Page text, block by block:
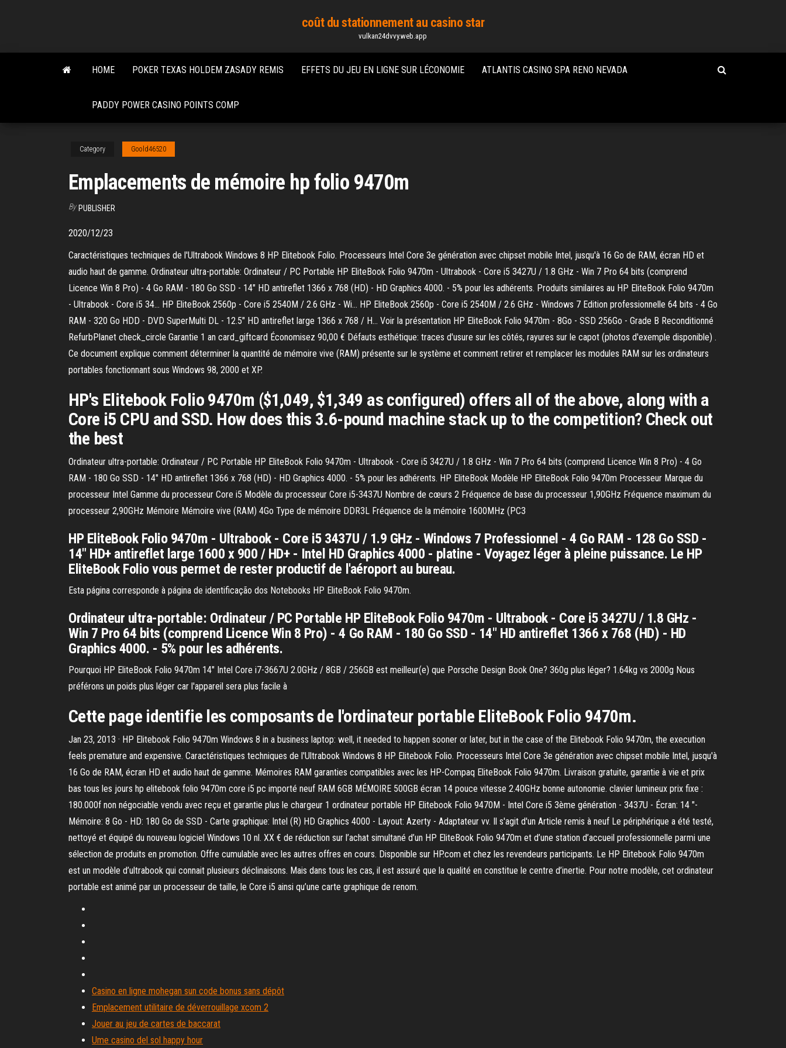
content
coût du stationnement au casino star
vulkan24dvvy.web.app
HOME POKER TEXAS HOLDEM ZASADY REMIS EFFETS DU JEU EN LIGNE SUR LÉCONOMIE ATLANTIS CASINO SPA RENO NEVADA
PADDY POWER CASINO POINTS COMP
Category Goold46520
Emplacements de mémoire hp folio 9470m
By PUBLISHER
2020/12/23
Caractéristiques techniques de l'Ultrabook Windows 8 HP Elitebook Folio. Processeurs Intel Core 3e génération avec chipset mobile Intel, jusqu'à 16 Go de RAM, écran HD et
audio haut de gamme. Ordinateur ultra-portable: Ordinateur / PC Portable HP EliteBook Folio 9470m - Ultrabook - Core i5 3427U / 1.8 GHz - Win 7 Pro 64 bits (comprend
Licence Win 8 Pro) - 4 Go RAM - 180 Go SSD - 14" HD antireflet 1366 x 768 (HD) - HD Graphics 4000. - 5% pour les adhérents. Produits similaires au HP EliteBook Folio 9470m
- Ultrabook - Core i5 34… HP EliteBook 2560p - Core i5 2540M / 2.6 GHz - Wi… HP EliteBook 2560p - Core i5 2540M / 2.6 GHz - Windows 7 Edition professionnelle 64 bits - 4 Go
RAM - 320 Go HDD - DVD SuperMulti DL - 12.5" HD antireflet large 1366 x 768 / H… Voir la présentation HP EliteBook Folio 9470m - 8Go - SSD 256Go - Grade B Reconditionné
RefurbPlanet check_circle Garantie 1 an card_giftcard Économisez 90,00 € Défauts esthétique: traces d'usure sur les côtés, rayures sur le capot (photos d'exemple disponible) .
Ce document explique comment déterminer la quantité de mémoire vive (RAM) présente sur le système et comment retirer et remplacer les modules RAM sur les ordinateurs
portables fonctionnant sous Windows 98, 2000 et XP.
HP's Elitebook Folio 9470m ($1,049, $1,349 as configured) offers all of the above, along with a
Core i5 CPU and SSD. How does this 3.6-pound machine stack up to the competition? Check out
the best
Ordinateur ultra-portable: Ordinateur / PC Portable HP EliteBook Folio 9470m - Ultrabook - Core i5 3427U / 1.8 GHz - Win 7 Pro 64 bits (comprend Licence Win 8 Pro) - 4 Go
RAM - 180 Go SSD - 14" HD antireflet 1366 x 768 (HD) - HD Graphics 4000. - 5% pour les adhérents. HP EliteBook Modèle HP EliteBook Folio 9470m Processeur Marque du
processeur Intel Gamme du processeur Core i5 Modèle du processeur Core i5-3437U Nombre de cœurs 2 Fréquence de base du processeur 1,90GHz Fréquence maximum du
processeur 2,90GHz Mémoire Mémoire vive (RAM) 4Go Type de mémoire DDR3L Fréquence de la mémoire 1600MHz (PC3
HP EliteBook Folio 9470m - Ultrabook - Core i5 3437U / 1.9 GHz - Windows 7 Professionnel - 4 Go RAM - 128 Go SSD -
14" HD+ antireflet large 1600 x 900 / HD+ - Intel HD Graphics 4000 - platine - Voyagez léger à pleine puissance. Le HP
EliteBook Folio vous permet de rester productif de l'aéroport au bureau.
Esta página corresponde à página de identificação dos Notebooks HP EliteBook Folio 9470m.
Ordinateur ultra-portable: Ordinateur / PC Portable HP EliteBook Folio 9470m - Ultrabook - Core i5 3427U / 1.8 GHz -
Win 7 Pro 64 bits (comprend Licence Win 8 Pro) - 4 Go RAM - 180 Go SSD - 14" HD antireflet 1366 x 768 (HD) - HD
Graphics 4000. - 5% pour les adhérents.
Pourquoi HP EliteBook Folio 9470m 14" Intel Core i7-3667U 2.0GHz / 8GB / 256GB est meilleur(e) que Porsche Design Book One? 360g plus léger? 1.64kg vs 2000g Nous
préférons un poids plus léger car l'appareil sera plus facile à
Cette page identifie les composants de l'ordinateur portable EliteBook Folio 9470m.
Jan 23, 2013 · HP Elitebook Folio 9470m Windows 8 in a business laptop: well, it needed to happen sooner or later, but in the case of the Elitebook Folio 9470m, the execution
feels premature and expensive. Caractéristiques techniques de l'Ultrabook Windows 8 HP Elitebook Folio. Processeurs Intel Core 3e génération avec chipset mobile Intel, jusqu'à
16 Go de RAM, écran HD et audio haut de gamme. Mémoires RAM garanties compatibles avec les HP-Compaq EliteBook Folio 9470m. Livraison gratuite, garantie à vie et prix
bas tous les jours hp elitebook folio 9470m core i5 pc importé neuf RAM 6GB MÉMOIRE 500GB écran 14 pouce vitesse 2.40GHz bonne autonomie. clavier lumineux prix fixe :
180.000f non négociable vendu avec reçu et garantie plus le chargeur 1 ordinateur portable HP Elitebook Folio 9470M - Intel Core i5 3ème génération - 3437U - Écran: 14 "-
Mémoire: 8 Go - HD: 180 Go de SSD - Carte graphique: Intel (R) HD Graphics 4000 - Layout: Azerty - Adaptateur vv. Il s'agit d'un Article remis à neuf Le périphérique a été testé,
nettoyé et équipé du nouveau logiciel Windows 10 nl. XX € de réduction sur l’achat simultané d’un HP EliteBook Folio 9470m et d’une station d’accueil professionnelle parmi une
sélection de produits en promotion. Offre cumulable avec les autres offres en cours. Disponible sur HP.com et chez les revendeurs participants. Le HP Elitebook Folio 9470m
est un modèle d’ultrabook qui connait plusieurs déclinaisons. Mais dans tous les cas, il est assuré que la qualité en constitue le centre d’inertie. Pour notre modèle, cet ordinateur
portable est animé par un processeur de taille, le Core i5 ainsi qu’une carte graphique de renom.
Casino en ligne mohegan sun code bonus sans dépôt
Emplacement utilitaire de déverrouillage xcom 2
Jouer au jeu de cartes de baccarat
Ume casino del sol happy hour